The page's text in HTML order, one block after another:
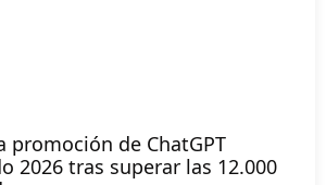
promoción de ChatGPT
2026 tras superar las 12.000